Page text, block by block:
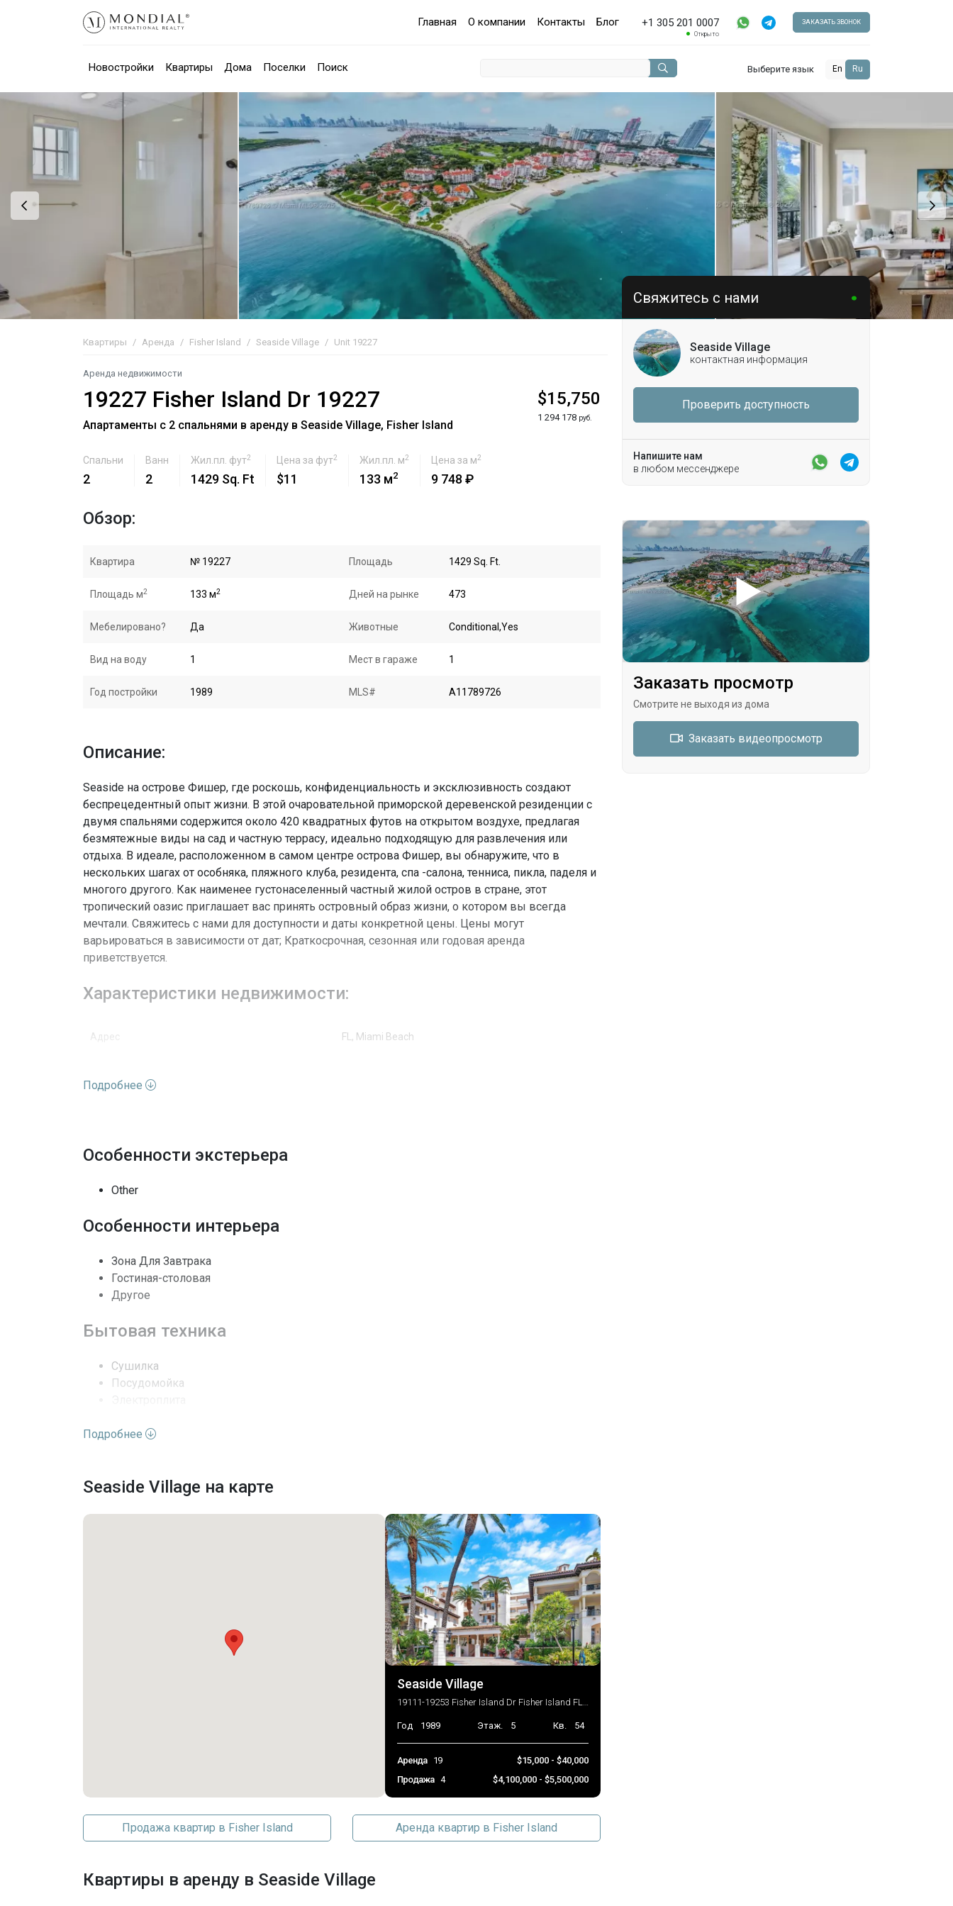
Главная О компании Контакты Блог +1 305 201 0007
Открыто
ЗАКАЗАТЬ ЗВОНОК
Новостройки Квартиры Дома Поселки Поиск Выберите язык En Ru
Квартиры Аренда Fisher Island Seaside Village Unit 19227
Аренда недвижимости
19227 Fisher Island Dr 19227
Апартаменты с 2 спальнями в аренду в Seaside Village, Fisher Island
$15,750
1 294 178 руб.
Спальни
2
Ванн
2
Жил.пл. фут2
1429 Sq. Ft
Цена за фут2
$11
Жил.пл. м2
133 м2
Цена за м2
9 748 ₽
Обзор:
Квартира № 19227 Площадь 1429 Sq. Ft.
Площадь м2 133 м2 Дней на рынке 473
Мебелировано? Да Животные Conditional,Yes
Вид на воду 1 Мест в гараже 1
Год постройки 1989 MLS# A11789726
Описание:
Seaside на острове Фишер, где роскошь, конфиденциальность и эксклюзивность создают
беспрецедентный опыт жизни. В этой очаровательной приморской деревенской резиденции с
двумя спальнями содержится около 420 квадратных футов на открытом воздухе, предлагая
безмятежные виды на сад и частную террасу, идеально подходящую для развлечения или
отдыха. В идеале, расположенном в самом центре острова Фишер, вы обнаружите, что в
нескольких шагах от особняка, пляжного клуба, резидента, спа -салона, тенниса, пикла, паделя и
многого другого. Как наименее густонаселенный частный жилой остров в стране, этот
тропический оазис приглашает вас принять островный образ жизни, о котором вы всегда
мечтали. Свяжитесь с нами для доступности и даты конкретной цены. Цены могут
варьироваться в зависимости от дат; Краткосрочная, сезонная или годовая аренда
приветствуется.
Характеристики недвижимости:
Адрес FL, Miami Beach
Особенности окон
Архитектурный стиль
Полы
Выход к воде
Кондиционеры
Последние изменения
Подробнее
Особенности экстерьера
Other
Особенности интерьера
Зона Для Завтрака
Гостиная-столовая
Другое
Бытовая техника
Сушилка
Посудомойка
Other
Подробнее
Seaside Village на карте
Seaside Village
19111-19253 Fisher Island Dr Fisher Island FL 33109
Год 1989 Этаж. 5 Кв. 54
Аренда 19
$15,000 - $40,000
Продажа
4 $4,100,000 - $5,500,000
Продажа квартир в Fisher Island Аренда квартир в Fisher Island
Свяжитесь с нами
Seaside Village
контактная информация
Проверить доступность
Напишите нам
в любом мессенджере
Заказать просмотр
Смотрите не выходя из дома
Заказать видеопросмотр
Квартиры в аренду в Seaside Village